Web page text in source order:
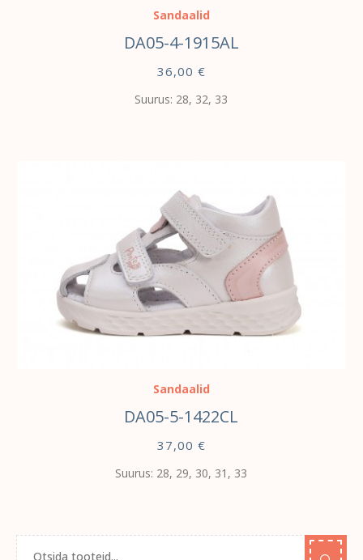
Sandaalid
DA05-4-1915AL
36,00 €
Suurus: 28, 32, 33
Sandaalid
DA05-5-1422CL
37,00 €
Suurus: 28, 29, 30, 31, 33